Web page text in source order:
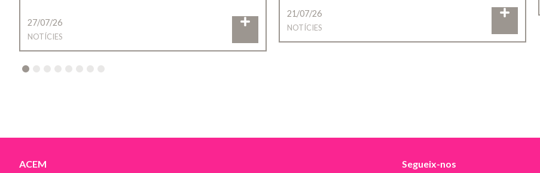
27/07/26
NOTÍCIES
21/07/26
NOTÍCIES
4 5 6 7 8
ACEM
Segueix-nos